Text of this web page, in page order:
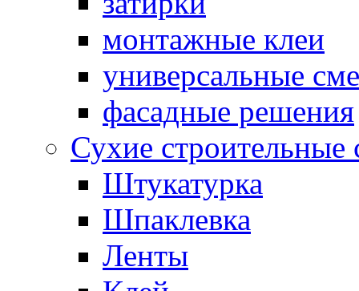
монтажные клеи
универсальные
фасадные решения
Сухие
Штукатурка
Шпаклевка
Ленты